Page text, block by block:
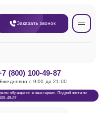
Заказать звонок
(800) 100-49-87
Ежедневно с 9:00 до 21:00
обращении в наш сервис. Подробности по
49-87